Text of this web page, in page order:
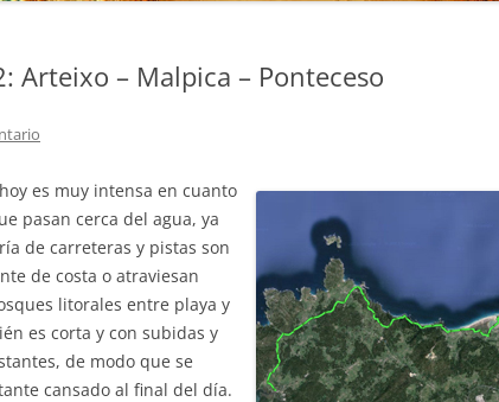
Arteixo – Malpica – Ponteceso
es muy intensa en cuanto
pasan cerca del agua, ya
de carreteras y pistas son
de costa o atraviesan
litorales entre playa y
es corta y con subidas y
de modo que se
cansado al final del día.